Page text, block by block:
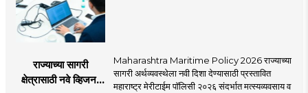
राज्याच्या सागरी
क्षेत्रासाठी नवे व्हिजन;
Maharashtra Maritime Policy 2026 राज्याच्या
सागरी अर्थव्यवस्थेला नवी दिशा देण्यासाठी प्रस्तावित
महाराष्ट्र मेरीटाईम पॉलिसी २०२६ संदर्भात मत्स्यव्यवसाय व